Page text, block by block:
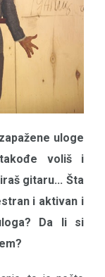
uloge
voliš i
gitaru... Šta
i aktivan i
Da li si